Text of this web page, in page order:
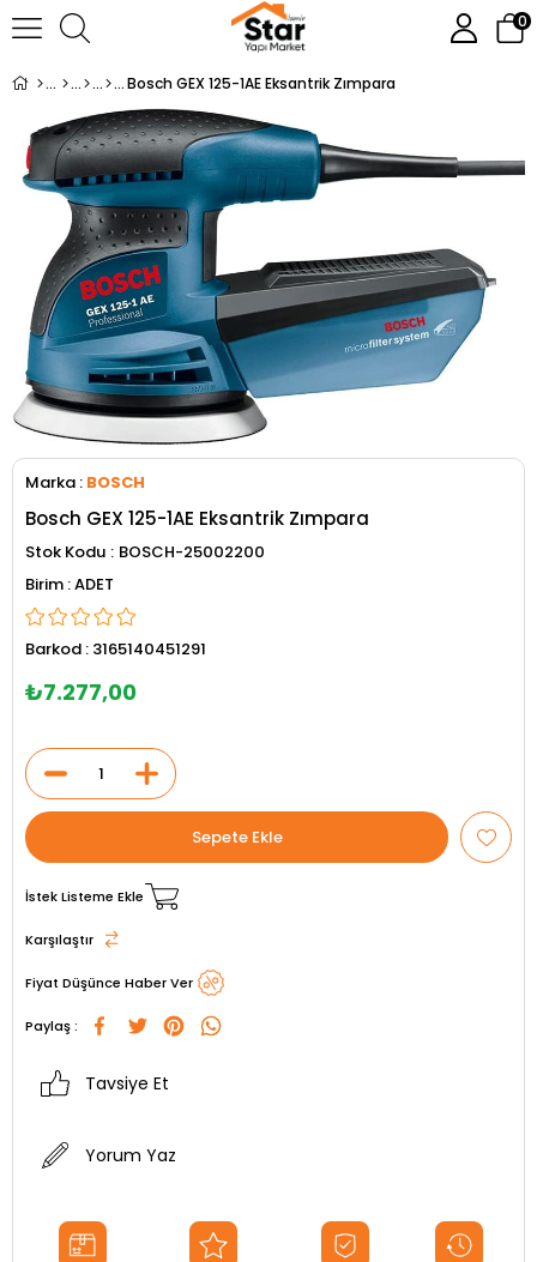
0
Bosch GEX 125-1AE Eksantrik Zımpara
Marka : BOSCH
Bosch GEX 125-1AE Eksantrik Zımpara
Stok Kodu
BOSCH-25002200
ADET
Barkod : 3165140451291
₺7.277,00
İstek Listeme Ekle
Karşılaştır
Fiyat Düşünce Haber Ver
Paylaş :
Tavsiye Et
Yorum Yaz